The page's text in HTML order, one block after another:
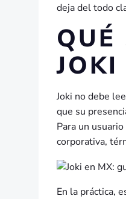
deja del todo
QUÉ
JOKI
Joki no debe
que su
Para un
corporativa,
En la práctica,